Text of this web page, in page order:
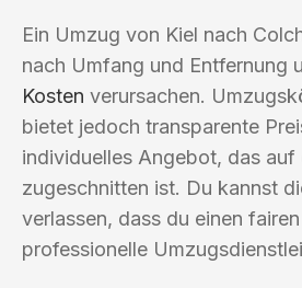
Ein Umzug von Kiel nach
nach Umfang und Entfernung
Kosten verursachen.
bietet jedoch transparente
individuelles Angebot, das auf
zugeschnitten ist. Du kannst
verlassen, dass du einen
professionelle